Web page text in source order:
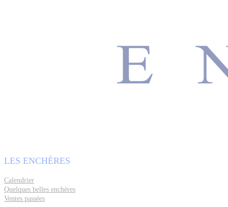
LES ENCHÈRES
Calendrier
Quelques belles enchères
Ventes passées